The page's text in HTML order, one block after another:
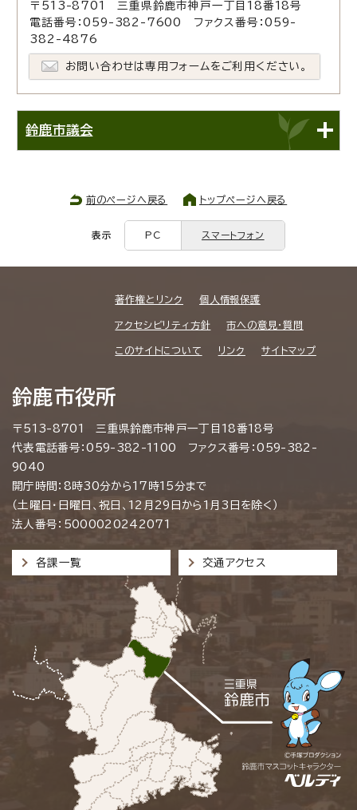
〒513-8701 三重県鈴鹿市神戸一丁目18番18号
電話番号：059-382-7600 ファクス番号：059-
382-4876
お問い合わせは専用フォームをご利用ください。
鈴鹿市議会
前のページへ戻る トップページへ戻る
表示 PC スマートフォン
著作権とリンク 個人情報保護
アクセシビリティ方針 市への意見・質問
このサイトについて リンク サイトマップ
鈴鹿市役所
〒513-8701 三重県鈴鹿市神戸一丁目18番18号
代表電話番号：059-382-1100 ファクス番号：059-382-
9040
開庁時間：8時30分から17時15分まで
（土曜日・日曜日、祝日、12月29日から1月3日を除く）
法人番号：5000020242071
各課一覧 交通アクセス